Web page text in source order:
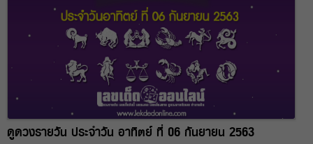
ดูดวงรายวัน ประจำวัน อาทิตย์ ที่ 06 กันยายน 2563